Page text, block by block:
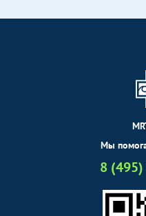
Мы
8